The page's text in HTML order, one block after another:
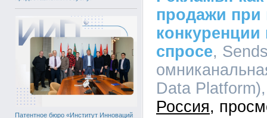
Патентное бюро «Институт Инноваций
продажи
спросе,
Data
Россия